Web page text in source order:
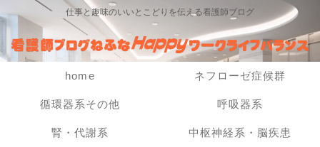
仕事と趣味のいいとこどりを伝える看護師ブログ
home ネフローゼ症候群
循環器系その他 呼吸器系
腎・代謝系 中枢神経系・脳疾患